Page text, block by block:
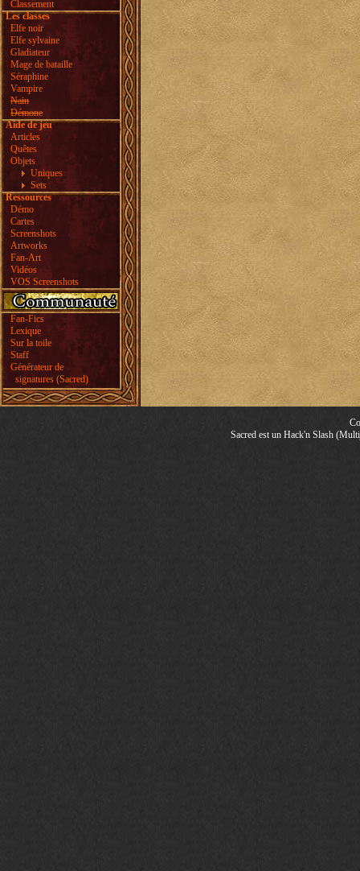
Classement
Les classes
Elfe noir
Elfe sylvaine
Gladiateur
Mage de bataille
Séraphine
Vampire
Nain
Démone
Aide de jeu
Articles
Quêtes
Objets
Uniques
Sets
Ressources
Démo
Cartes
Screenshots
Artworks
Fan-Art
Vidéos
VOS Screenshots
Fan-Fics
Lexique
Sur la toile
Staff
Générateur de
signatures (Sacred)
Sacred est un Hack'n Slash